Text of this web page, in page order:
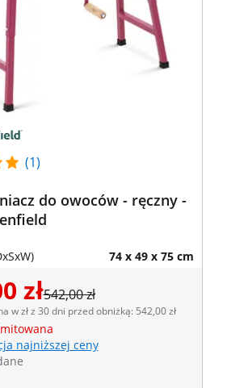
(1)
do owoców - ręczny -
74 x 49 x 75 cm
zł542,00 zł
w zł z 30 dni przed obniżką: 542,00 zł
najniższej ceny